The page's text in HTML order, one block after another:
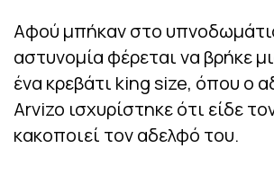
Αφού μπήκαν στο
αστυνομία φέρεται να βρήκε
ένα κρεβάτι king size, όπου ο
Arvizo ισχυρίστηκε ότι είδε
κακοποιεί τον αδελφό του.